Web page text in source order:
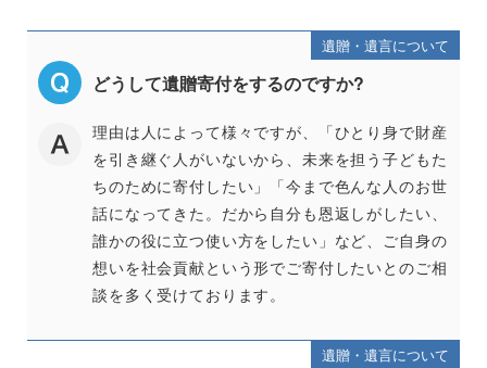
遺贈・遺言について
どうして遺贈寄付をするのですか?
理由は人によって様々ですが、「ひとり身で財産
を引き継ぐ人がいないから、未来を担う子どもた
ちのために寄付したい」「今まで色んな人のお世
話になってきた。だから自分も恩返しがしたい、
誰かの役に立つ使い方をしたい」など、ご自身の
想いを社会貢献という形でご寄付したいとのご相
談を多く受けております。
遺贈・遺言について